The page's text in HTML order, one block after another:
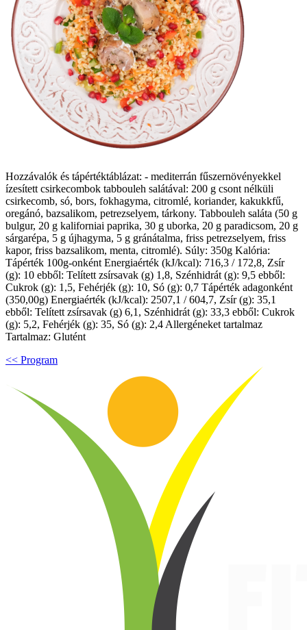
Hozzávalók és tápértéktáblázat: - mediterrán fűszernövényekkel
ízesített csirkecombok tabbouleh salátával: 200 g csont nélküli
csirkecomb, só, bors, fokhagyma, citromlé, koriander, kakukkfű,
oregánó, bazsalikom, petrezselyem, tárkony. Tabbouleh saláta (50 g
bulgur, 20 g kaliforniai paprika, 30 g uborka, 20 g paradicsom, 20 g
sárgarépa, 5 g újhagyma, 5 g gránátalma, friss petrezselyem, friss
kapor, friss bazsalikom, menta, citromlé). Súly: 350g Kalória:
Tápérték 100g-onként Energiaérték (kJ/kcal): 716,3 / 172,8, Zsír
(g): 10 ebből: Telített zsírsavak (g) 1,8, Szénhidrát (g): 9,5 ebből:
Cukrok (g): 1,5, Fehérjék (g): 10, Só (g): 0,7 Tápérték adagonként
(350,00g) Energiaérték (kJ/kcal): 2507,1 / 604,7, Zsír (g): 35,1
ebből: Telített zsírsavak (g) 6,1, Szénhidrát (g): 33,3 ebből: Cukrok
(g): 5,2, Fehérjék (g): 35, Só (g): 2,4 Allergéneket tartalmaz
Tartalmaz: Glutént
<< Program